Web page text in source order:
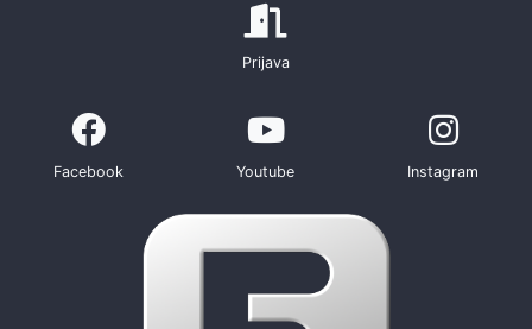
Prijava
Facebook Youtube Instagram